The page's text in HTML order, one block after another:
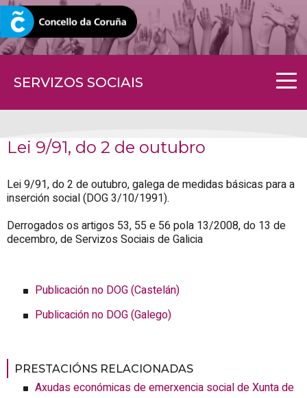
SERVIZOS SOCIAIS
CORUNA.GAL
Lei 9/91, do 2 de outubro
Lei 9/91, do 2 de outubro, galega de medidas básicas para a
inserción social (DOG 3/10/1991).
Derrogados os artigos 53, 55 e 56 pola 13/2008, do 13 de
decembro, de Servizos Sociais de Galicia
Publicación no DOG (Castelán)
Publicación no DOG (Galego)
PRESTACIÓNS RELACIONADAS
Axudas económicas de emerxencia social de Xunta de